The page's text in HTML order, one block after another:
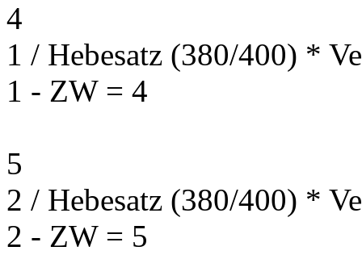
4
1 / Hebesatz (380/400) *
1 - ZW = 4
5
2 / Hebesatz (380/400) *
2 - ZW = 5